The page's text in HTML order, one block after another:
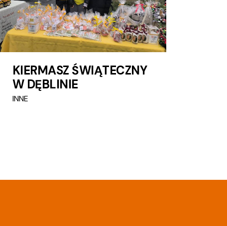
KIERMASZ ŚWIĄTECZNY
W DĘBLINIE
INNE